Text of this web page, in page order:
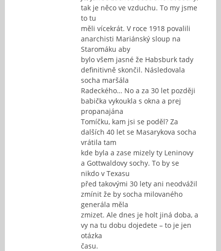
tak je něco ve vzduchu. To my jsme
to tu
měli vícekrát. V roce 1918 povalili
anarchisti Mariánský sloup na
Staromáku aby
bylo všem jasné že Habsburk tady
definitivně skončil. Následovala
socha maršála
Radeckého… No a za 30 let později
babička vykoukla s okna a prej
propanajána
Tomíčku, kam jsi se poděl? Za
dalších 40 let se Masarykova socha
vrátila tam
kde byla a zase mizely ty Leninovy
a Gottwaldovy sochy. To by se
nikdo v Texasu
před takovými 30 lety ani neodvážil
zmínit že by socha milovaného
generála měla
zmizet. Ale dnes je holt jiná doba, a
vy na tu dobu dojedete – to je jen
otázka
času.